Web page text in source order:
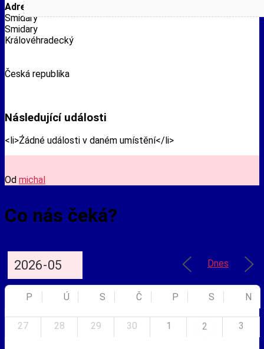
Adresa
Smidary
Smidary
Královéhradecký
Česká republika
Následující události
<li>Źádné události v daném umístění</li>
Od michal
Co nás čeká?
Dnes
P Ú S Č P S N
27 28 29 30 1 2 3